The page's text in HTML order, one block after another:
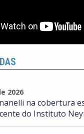
2026
na cobertura
do Instituto